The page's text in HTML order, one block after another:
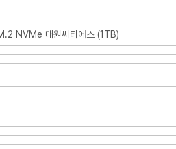
NVMe 대원씨티에스 (1TB)